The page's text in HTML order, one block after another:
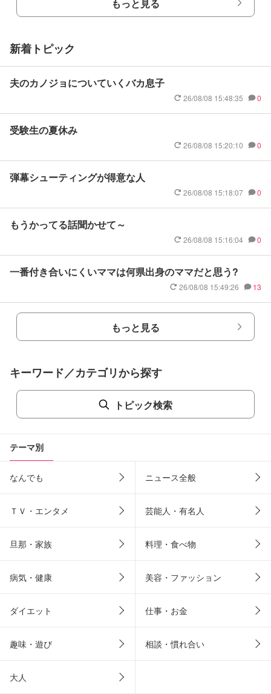
もっと見る
新着トピック
夫のカノジョについていくバカ息子
26/08/08 15:48:35 0
受験生の夏休み
26/08/08 15:20:10 0
弾幕シューティングが得意な人
26/08/08 15:18:07 0
もうかってる話聞かせて～
26/08/08 15:16:04 0
一番付き合いにくいママは何県出身のママだと思う?
26/08/08 15:49:26 13
もっと見る
キーワード／カテゴリから探す
トピック検索
テーマ別
なんでも ニュース全般
ＴＶ・エンタメ 芸能人・有名人
旦那・家族 料理・食べ物
病気・健康 美容・ファッション
ダイエット 仕事・お金
趣味・遊び 相談・慣れ合い
大人